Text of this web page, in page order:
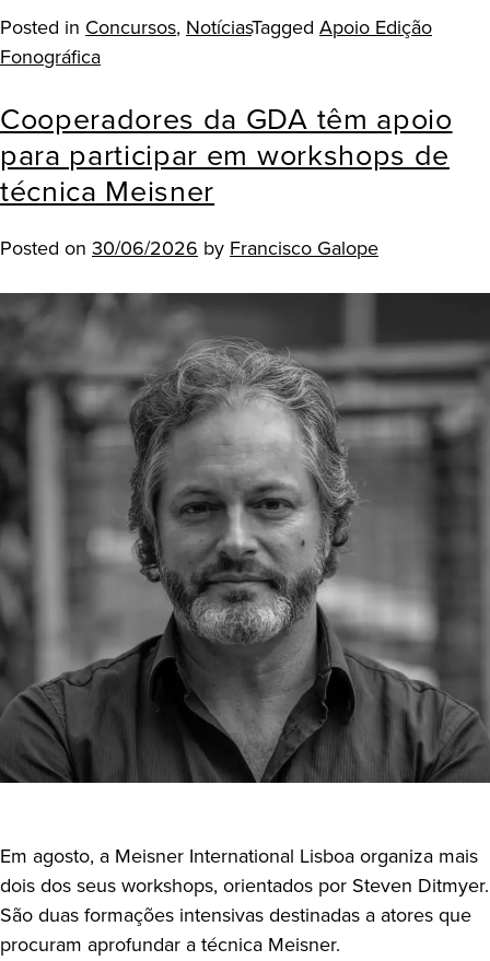
Posted in Concursos, NotíciasTagged Apoio Edição
Fonográfica
Cooperadores da GDA têm apoio
para participar em workshops de
técnica Meisner
Posted on 30/06/2026 byFrancisco Galope
Em agosto, a Meisner International Lisboa organiza mais
dois dos seus workshops, orientados por Steven Ditmyer.
São duas formações intensivas destinadas a atores que
procuram aprofundar a técnica Meisner.